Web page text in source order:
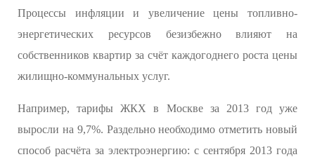
Процессы инфляции и увеличение цены топливно-
энергетических ресурсов безизбежно влияют на
собственников квартир за счёт каждогоднего роста цены
жилищно-коммунальных услуг.
Например, тарифы ЖКХ в Москве за 2013 год уже
выросли на 9,7%. Раздельно необходимо отметить новый
способ расчёта за электроэнергию: с сентября 2013 года